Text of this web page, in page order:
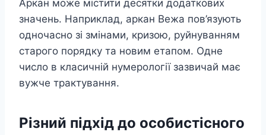
Аркан може містити десятки додаткових
значень. Наприклад, аркан Вежа пов’язують
одночасно зі змінами, кризою, руйнуванням
старого порядку та новим етапом. Одне
число в класичній нумерології зазвичай має
вужче трактування.
Різний підхід до особистісного